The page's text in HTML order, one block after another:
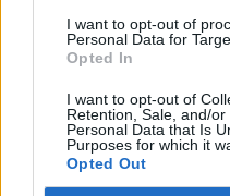
I want to opt-out of
Personal Data for
Opted In
I want to opt-out of
Retention, Sale, and/
Personal Data that Is
Purposes for which it
Opted Out